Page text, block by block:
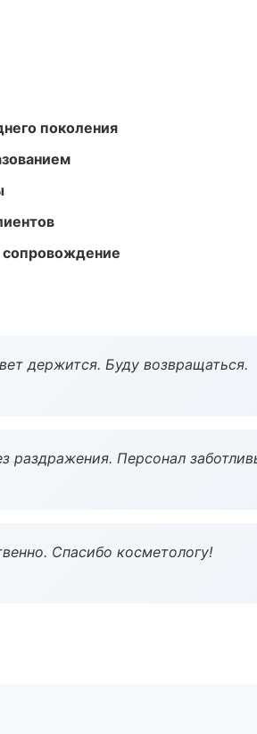
поколения
сопровождение
держится. Буду возвращаться.
раздражения. Персонал
Спасибо косметологу!